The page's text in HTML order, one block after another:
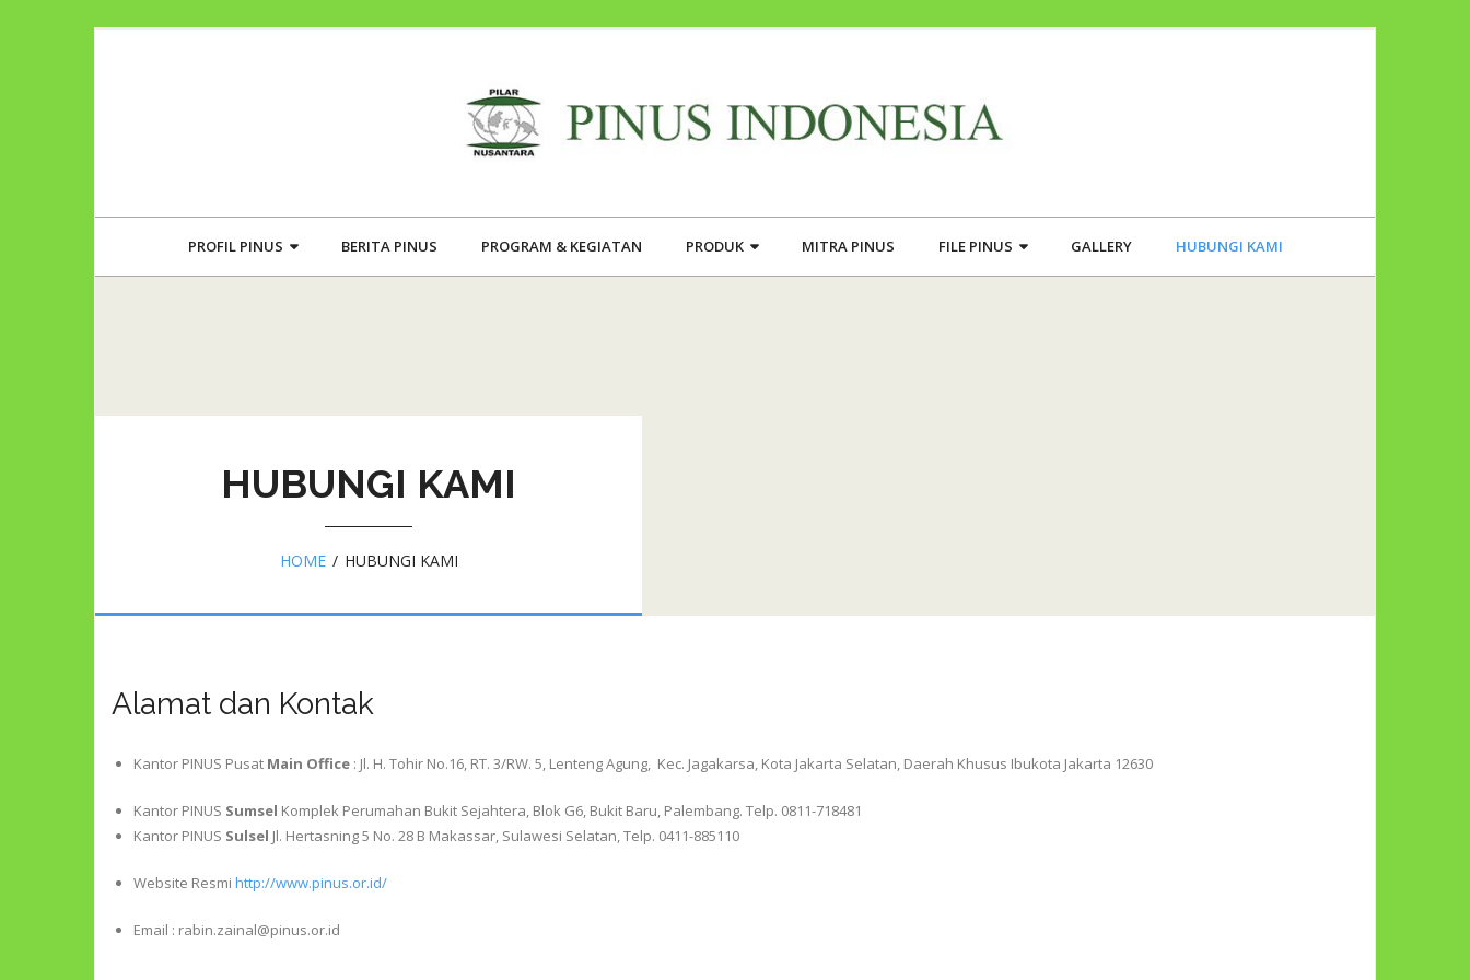
PROFIL PINUS BERITA PINUS PROGRAM & KEGIATAN PRODUK MITRA PINUS FILE PINUS GALLERY HUBUNGI KAMI
HUBUNGI KAMI
HOME / HUBUNGI KAMI
Alamat dan Kontak
Kantor PINUS Pusat Main Office : Jl. H. Tohir No.16, RT. 3/RW. 5, Lenteng Agung, Kec. Jagakarsa, Kota Jakarta Selatan, Daerah Khusus Ibukota Jakarta 12630
Kantor PINUS Sumsel Komplek Perumahan Bukit Sejahtera, Blok G6, Bukit Baru, Palembang. Telp. 0811-718481
Kantor PINUS Sulsel Jl. Hertasning 5 No. 28 B Makassar, Sulawesi Selatan, Telp. 0411-885110
Website Resmi http://www.pinus.or.id/
Email : rabin.zainal@pinus.or.id